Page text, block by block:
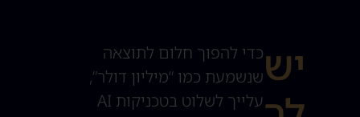
ישכדי להפוך חלום לתוצאה
שנשמעת כמו “מיליון דולר”,
עלייך לשלוט בטכניקות AI